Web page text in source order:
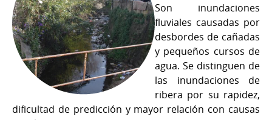
Son inundaciones
fluviales causadas por
desbordes de cañadas
y pequeños cursos de
agua. Se distinguen de
las inundaciones de
ribera por su rapidez,
dificultad de predicción y mayor relación con causas